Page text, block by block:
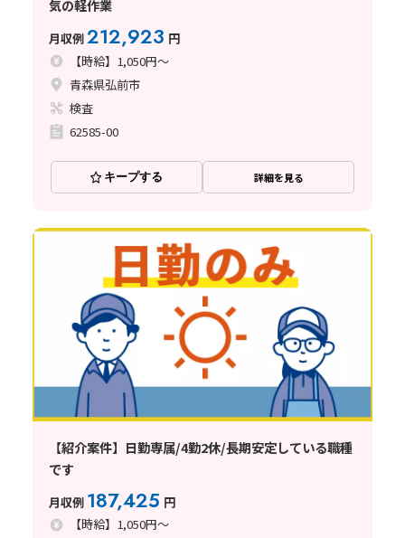
気の軽作業
月収例212,923 円
【時給】1,050円～
青森県弘前市
検査
62585-00
キープする 詳細を見る
【紹介案件】日勤専属/4勤2休/長期安定している職種
です
月収例 187,425 円
【時給】1,050円～